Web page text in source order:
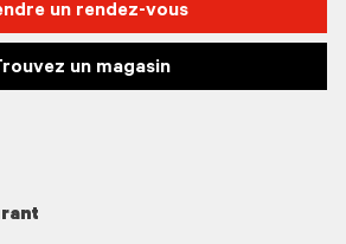
un rendez-vous
un magasin